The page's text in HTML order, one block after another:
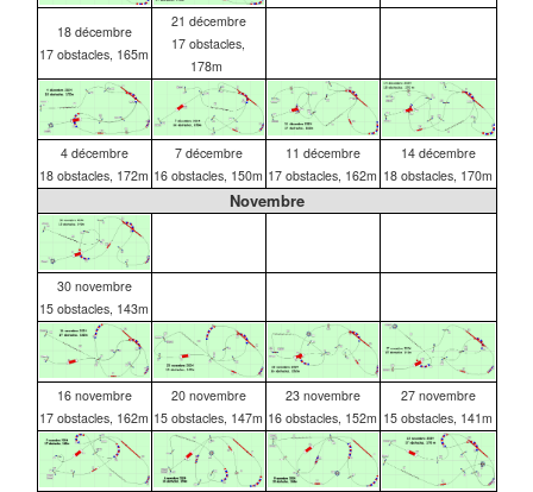
18 décembre
17 obstacles, 165m
21 décembre
17 obstacles,
178m
4 décembre
18 obstacles, 172m
7 décembre
16 obstacles, 150m
11 décembre
17 obstacles, 162m
14 décembre
18 obstacles, 170m
Novembre
30 novembre
15 obstacles, 143m
16 novembre
17 obstacles, 162m
20 novembre
15 obstacles, 147m
23 novembre
16 obstacles, 152m
27 novembre
15 obstacles, 141m